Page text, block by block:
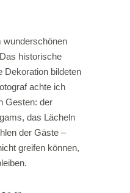
wunderschönen
historische
Dekoration bildeten
achte ich
Gesten: der
das Lächeln
der Gäste –
greifen können,